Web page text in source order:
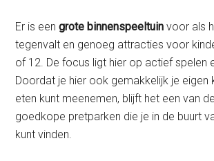
Er is eengrote binnenspeeltuin voor als
tegenvalt en genoeg attracties voor
of 12. De focus ligt hier op actief spelen
Doordat je hier ook gemakkelijk je eigen
eten kunt meenemen, blijft het een van
goedkope pretparken die je in de buurt
kunt vinden.